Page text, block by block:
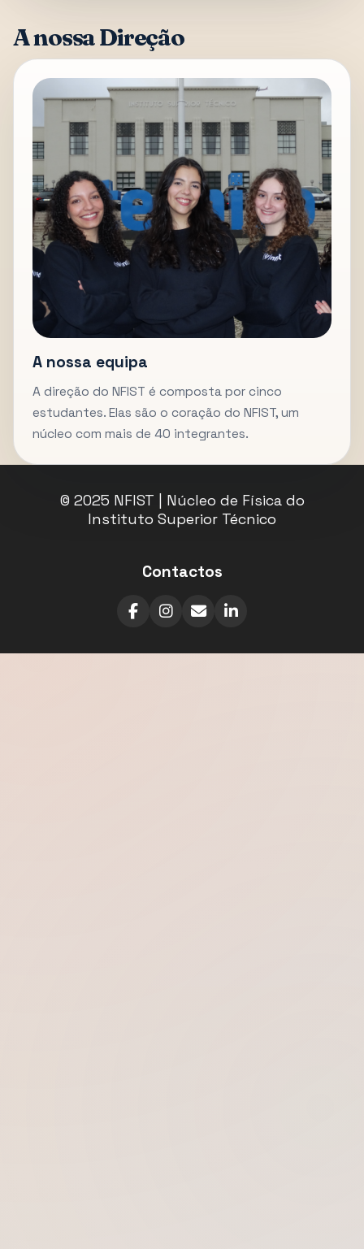
A nossa Direção
A nossa equipa
A direção do NFIST é composta por cinco
estudantes. Elas são o coração do NFIST, um
núcleo com mais de 40 integrantes.
© 2025 NFIST | Núcleo de Física do
Instituto Superior Técnico
Contactos